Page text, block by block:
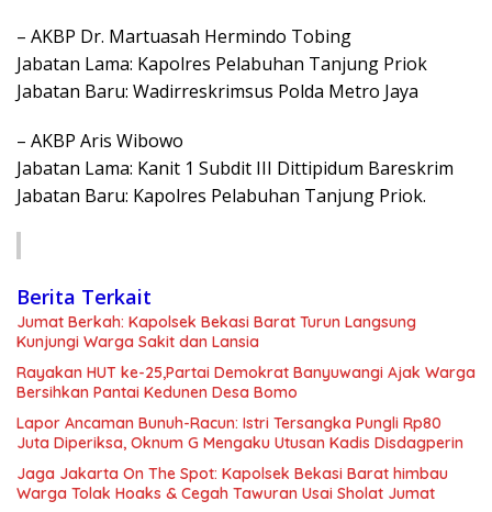
– AKBP Dr. Martuasah Hermindo Tobing
Jabatan Lama: Kapolres Pelabuhan Tanjung Priok
Jabatan Baru: Wadirreskrimsus Polda Metro Jaya
– AKBP Aris Wibowo
Jabatan Lama: Kanit 1 Subdit III Dittipidum Bareskrim
Jabatan Baru: Kapolres Pelabuhan Tanjung Priok.
Berita Terkait
Jumat Berkah: Kapolsek Bekasi Barat Turun Langsung
Kunjungi Warga Sakit dan Lansia
Rayakan HUT ke-25,Partai Demokrat Banyuwangi Ajak Warga
Bersihkan Pantai Kedunen Desa Bomo
Lapor Ancaman Bunuh-Racun: Istri Tersangka Pungli Rp80
Juta Diperiksa, Oknum G Mengaku Utusan Kadis Disdagperin
Jaga Jakarta On The Spot: Kapolsek Bekasi Barat himbau
Warga Tolak Hoaks & Cegah Tawuran Usai Sholat Jumat